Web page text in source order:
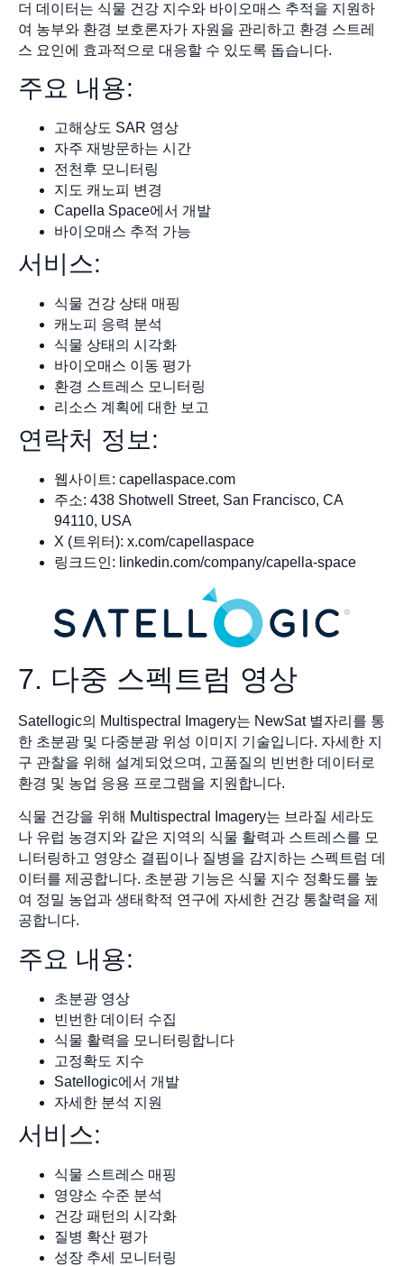
더 데이터는 식물 건강 지수와 바이오매스 추적을 지원하
여 농부와 환경 보호론자가 자원을 관리하고 환경 스트레
스 요인에 효과적으로 대응할 수 있도록 돕습니다.
주요 내용:
고해상도 SAR 영상
자주 재방문하는 시간
전천후 모니터링
지도 캐노피 변경
Capella Space에서 개발
바이오매스 추적 가능
서비스:
식물 건강 상태 매핑
캐노피 응력 분석
식물 상태의 시각화
바이오매스 이동 평가
환경 스트레스 모니터링
리소스 계획에 대한 보고
연락처 정보:
웹사이트: capellaspace.com
주소: 438 Shotwell Street, San Francisco, CA
94110, USA
X (트위터): x.com/capellaspace
링크드인: linkedin.com/company/capella-space
7. 다중 스펙트럼 영상
Satellogic의 Multispectral Imagery는 NewSat 별자리를 통
한 초분광 및 다중분광 위성 이미지 기술입니다. 자세한 지
구 관찰을 위해 설계되었으며, 고품질의 빈번한 데이터로
환경 및 농업 응용 프로그램을 지원합니다.
식물 건강을 위해 Multispectral Imagery는 브라질 세라도
나 유럽 농경지와 같은 지역의 식물 활력과 스트레스를 모
니터링하고 영양소 결핍이나 질병을 감지하는 스펙트럼 데
이터를 제공합니다. 초분광 기능은 식물 지수 정확도를 높
여 정밀 농업과 생태학적 연구에 자세한 건강 통찰력을 제
공합니다.
주요 내용:
초분광 영상
빈번한 데이터 수집
식물 활력을 모니터링합니다
고정확도 지수
Satellogic에서 개발
자세한 분석 지원
서비스:
식물 스트레스 매핑
영양소 수준 분석
건강 패턴의 시각화
질병 확산 평가
성장 추세 모니터링